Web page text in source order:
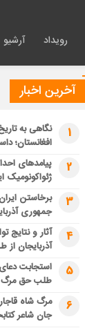
رویداد آرشیو
آخرین اخبار
1
نگاهی به
افغانستان؛
2
پیامدهای
ژئواکونومیک
3
برخاستن
جمهوری
4
آثار و نتایج
آذربایجان از
5
استجابت
طلب حق مرگ
6
مرگ شاه
جان شاعر